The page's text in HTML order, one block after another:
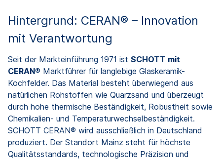
Hintergrund: CERAN® – Innovation
mit Verantwortung
Seit der Markteinführung 1971 ist SCHOTT mit
CERAN® Marktführer für langlebige Glaskeramik-
Kochfelder. Das Material besteht überwiegend aus
natürlichen Rohstoffen wie Quarzsand und überzeugt
durch hohe thermische Beständigkeit, Robustheit sowie
Chemikalien- und Temperaturwechselbeständigkeit.
SCHOTT CERAN® wird ausschließlich in Deutschland
produziert. Der Standort Mainz steht für höchste
Qualitätsstandards, technologische Präzision und